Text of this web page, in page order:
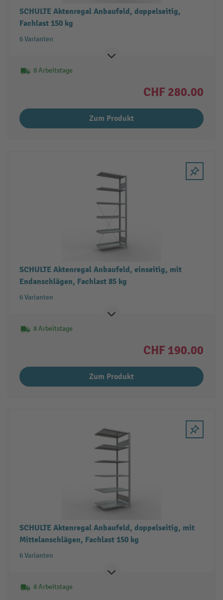
SCHULTE Aktenregal Anbaufeld, doppelseitig,
Fachlast 150 kg
6 Varianten
8 Arbeitstage
CHF 280.00
Zum Produkt
SCHULTE Aktenregal Anbaufeld, einseitig, mit
Endanschlägen, Fachlast 85 kg
6 Varianten
8 Arbeitstage
CHF 190.00
Zum Produkt
SCHULTE Aktenregal Anbaufeld, doppelseitig, mit
Mittelanschlägen, Fachlast 150 kg
6 Varianten
8 Arbeitstage